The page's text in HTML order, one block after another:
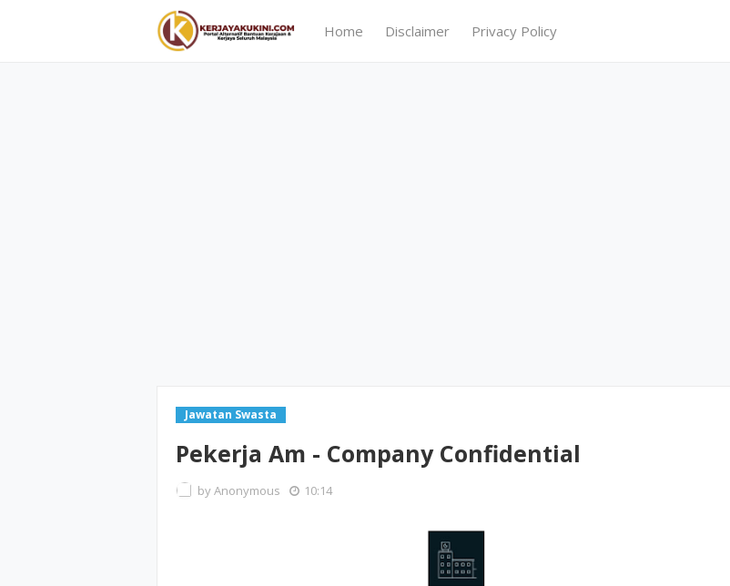
Home Disclaimer Privacy Policy
Jawatan Swasta
Pekerja Am - Company Confidential
byAnonymous 10:14